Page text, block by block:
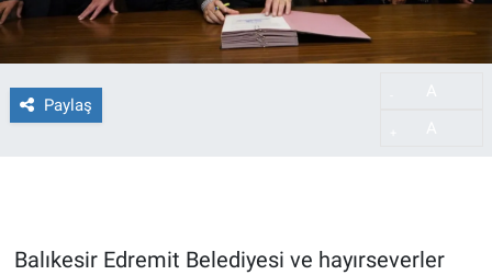
Paylaş
Balıkesir Edremit Belediyesi ve hayırseverler